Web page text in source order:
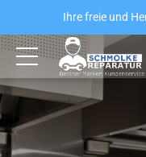
Ihre freie und